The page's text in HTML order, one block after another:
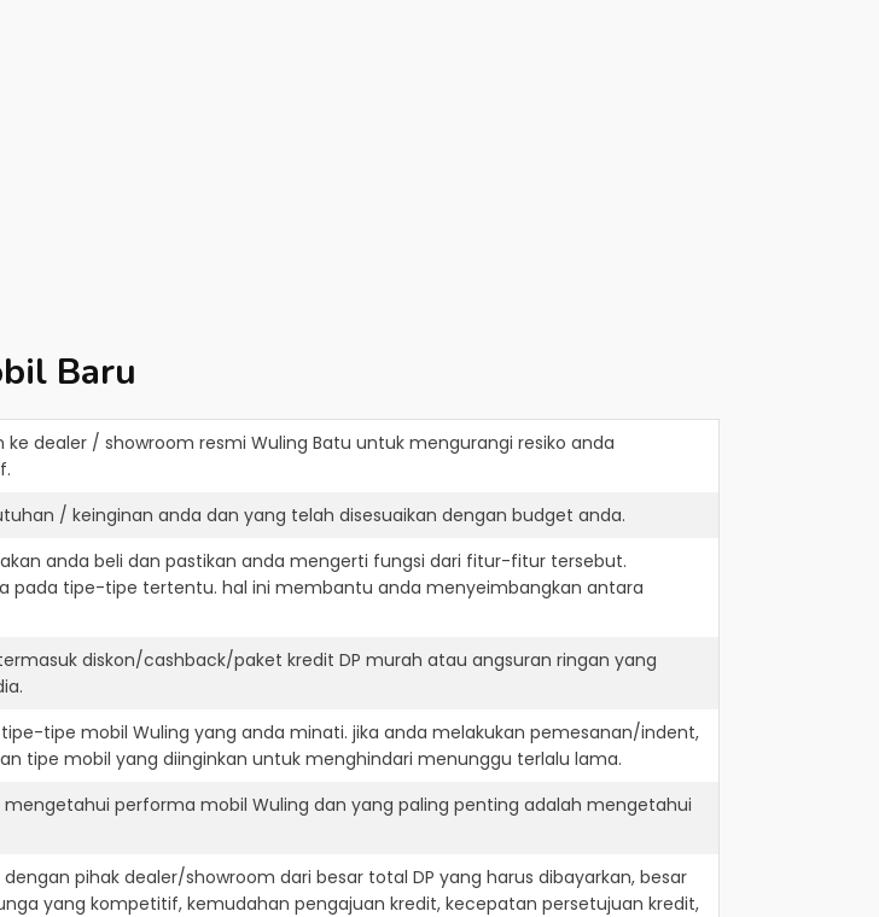
Baru
dealer / showroom resmi Wuling Batu untuk mengurangi resiko anda
/ keinginan anda dan yang telah disesuaikan dengan budget anda.
anda beli dan pastikan anda mengerti fungsi dari fitur-fitur tersebut.
pada tipe-tipe tertentu. hal ini membantu anda menyeimbangkan antara
diskon/cashback/paket kredit DP murah atau angsuran ringan yang
tipe mobil Wuling yang anda minati. jika anda melakukan pemesanan/indent,
tipe mobil yang diinginkan untuk menghindari menunggu terlalu lama.
performa mobil Wuling dan yang paling penting adalah mengetahui
pihak dealer/showroom dari besar total DP yang harus dibayarkan, besar
yang kompetitif, kemudahan pengajuan kredit, kecepatan persetujuan kredit,